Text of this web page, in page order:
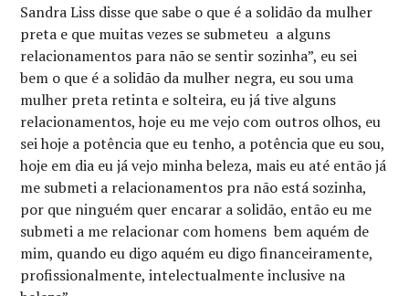
Sandra Liss disse que sabe o que é a solidão da mulher
preta e que muitas vezes se submeteu a alguns
relacionamentos para não se sentir sozinha”, eu sei
bem o que é a solidão da mulher negra, eu sou uma
mulher preta retinta e solteira, eu já tive alguns
relacionamentos, hoje eu me vejo com outros olhos, eu
sei hoje a potência que eu tenho, a potência que eu sou,
hoje em dia eu já vejo minha beleza, mais eu até então já
me submeti a relacionamentos pra não está sozinha,
por que ninguém quer encarar a solidão, então eu me
submeti a me relacionar com homens bem aquém de
mim, quando eu digo aquém eu digo financeiramente,
profissionalmente, intelectualmente inclusive na